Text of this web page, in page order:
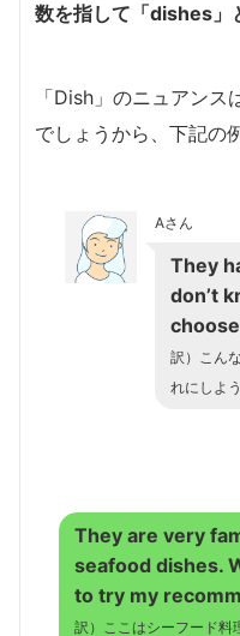
数を指して「dishes」
「Dish」のニュアン
でしょうから、下記の
Aさん
They
don’t
訳）こん
れにしよ
They are very
seafood dishes.
to try my
訳）ここはシーフード料